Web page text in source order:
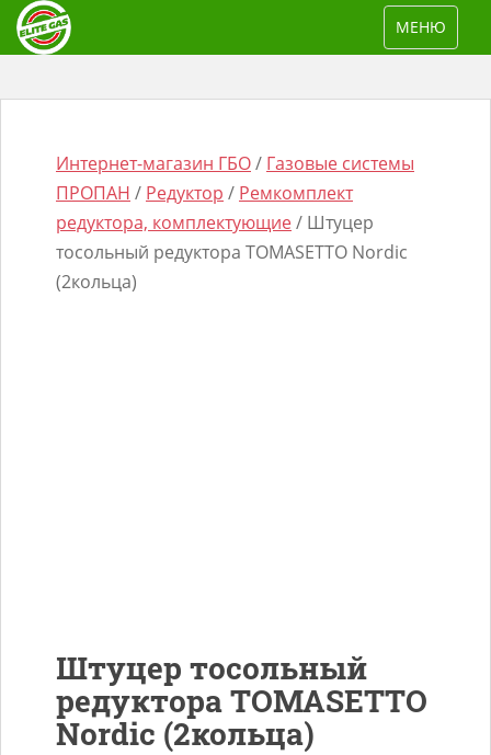
p
TOGGLE
МЕНЮ
Интернет-магазин ГБО/ Газовые системы
ПРОПАН / Редуктор / Ремкомплект
редуктора, комплектующие/ Штуцер
тосольный редуктора TOMASETTO Nordic
(2кольца)
Штуцер тосольный
редуктора TOMASETTO
Nordic (2кольца)